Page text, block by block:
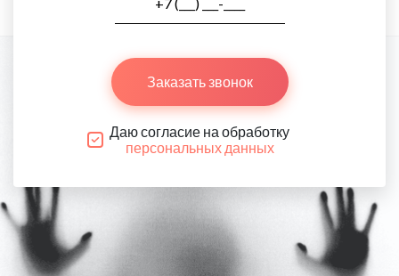
Заказать звонок
Даю согласие на обработку
персональных данных